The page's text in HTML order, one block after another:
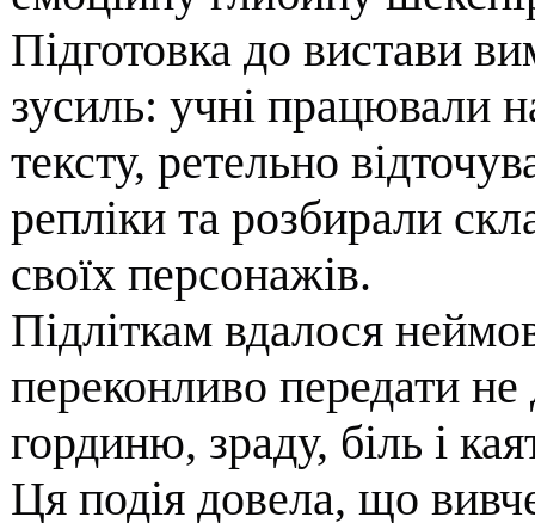
​Підготовка до вистави
зусиль: учні працювали
тексту, ретельно
репліки та розбирали
своїх персонажів.
​Підліткам вдалося
переконливо передати не
гординю, зраду, біль і
​Ця подія довела, що